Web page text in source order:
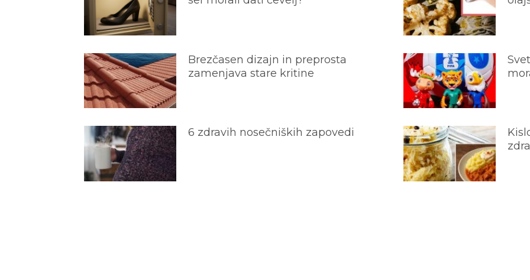
Brezčasen dizajn in preprosta
zamenjava stare kritine
6 zdravih nosečniških zapovedi